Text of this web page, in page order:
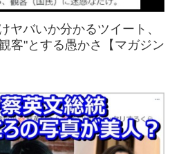
ヤバいか分かるツイート、
客"とする愚かさ【マガジン